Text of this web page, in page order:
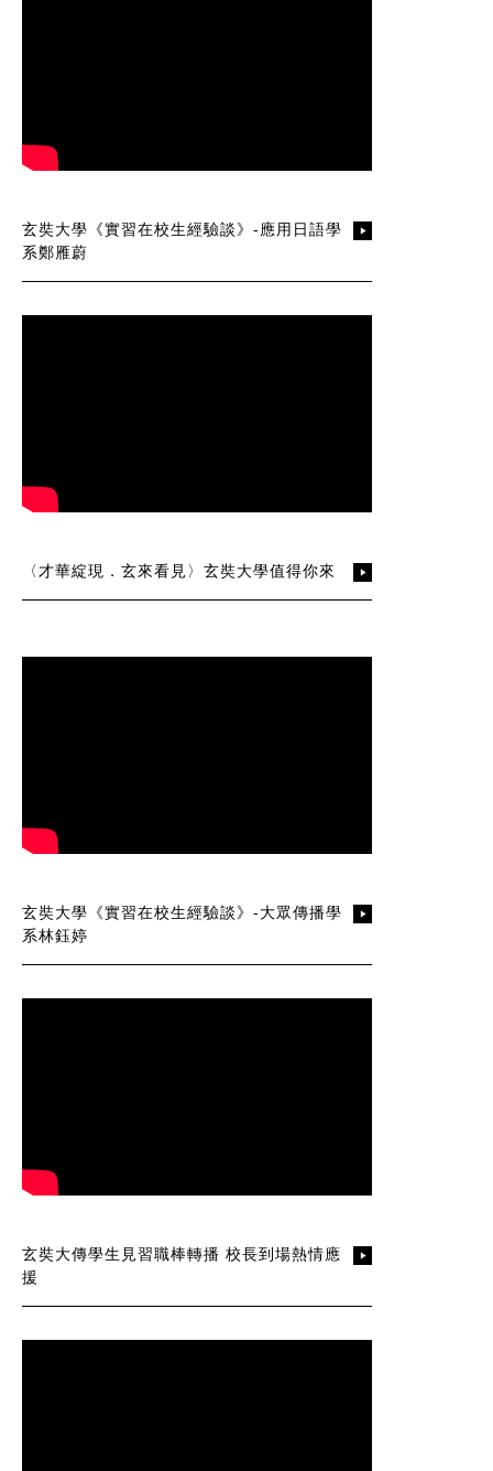
玄奘大學《實習在校生經驗談》-應用日語學
系鄭雁蔚
〈才華綻現．玄來看見〉玄奘大學值得你來
玄奘大學《實習在校生經驗談》-大眾傳播學
系林鈺婷
玄奘大傳學生見習職棒轉播 校長到場熱情應
援